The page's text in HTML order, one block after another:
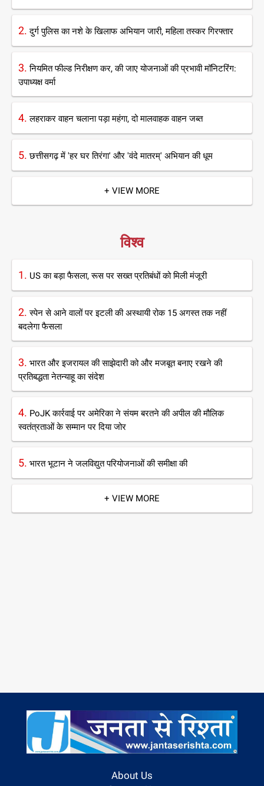
2.दुर्ग पुलिस का नशे के खिलाफ अभियान जारी, महिला तस्कर गिरफ्तार
3.नियमित फील्ड निरीक्षण कर, की जाए योजनाओं की प्रभावी मॉनिटरिंग:
उपाध्यक्ष वर्मा
4.लहराकर वाहन चलाना पड़ा महंगा, दो मालवाहक वाहन जब्त
5.छत्तीसगढ़ में 'हर घर तिरंगा' और 'वंदे मातरम्' अभियान की धूम
+ VIEW MORE
विश्व
1. US का बड़ा फैसला, रूस पर सख्त प्रतिबंधों को मिली मंजूरी
2.स्पेन से आने वालों पर इटली की अस्थायी रोक 15 अगस्त तक नहीं
बदलेगा फैसला
3. भारत और इजरायल की साझेदारी को और मजबूत बनाए रखने की
प्रतिबद्धता नेतन्याहू का संदेश
4. PoJK कार्रवाई पर अमेरिका ने संयम बरतने की अपील की मौलिक
स्वतंत्रताओं के सम्मान पर दिया जोर
5. भारत भूटान ने जलविद्युत परियोजनाओं की समीक्षा की
+ VIEW MORE
About Us